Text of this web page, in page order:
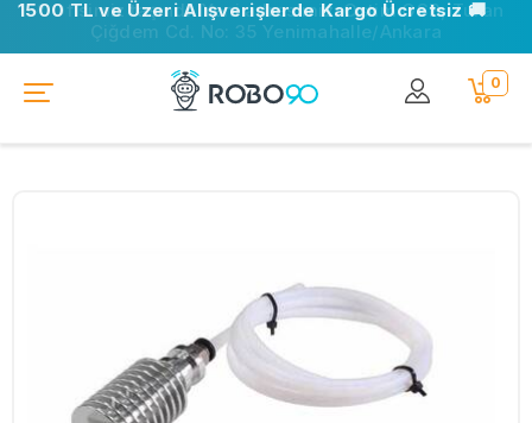
1500 TL ve Üzeri Alışverişlerde Kargo Ücretsiz 🚚
📍 Ofisimiz taşındı. Yeni adresimiz: Ostim OSB, Turan
Çiğdem Cd. No: 35 Yenimahalle/Ankara
0